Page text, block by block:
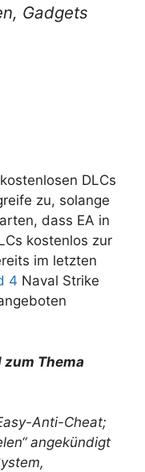
Gadgets
DLCs
zu, solange
dass EA in
kostenlos zur
im letzten
4 Naval Strike
Thema
Anti-Cheat;
angekündigt